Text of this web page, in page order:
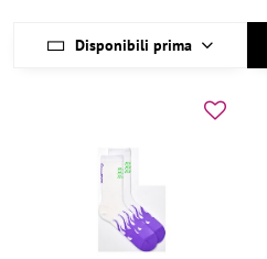
Disponibili prima